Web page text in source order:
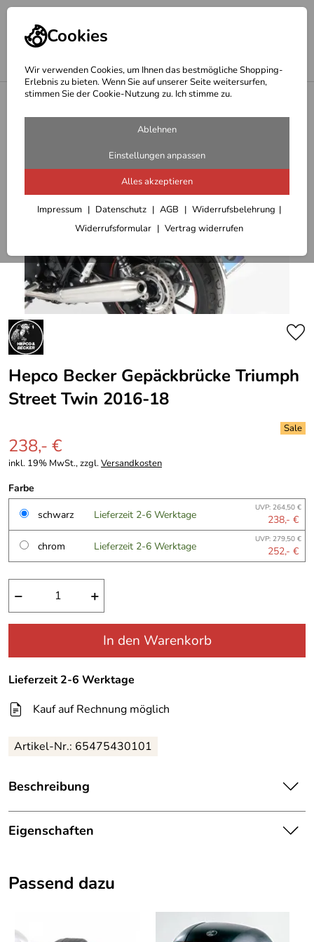
Cookies
Wir verwenden Cookies, um Ihnen das bestmögliche Shopping-
Erlebnis zu bieten. Wenn Sie auf unserer Seite weitersurfen,
stimmen Sie der Cookie-Nutzung zu. Ich stimme zu.
Ablehnen
Einstellungen anpassen
Alles akzeptieren
Impressum Datenschutz AGB
Widerrufsbelehrung
Widerrufsformular
Vertrag widerrufen
Hepco Becker Träger
Hepco Becker Gepäckbrücke Triumph
Street Twin 2016-18
238,- €
inkl. 19% MwSt., zzgl.Versandkosten
Farbe
schwarz
Lieferzeit 2-6 Werktage UVP: 264,50 €
238,- €
chrom
Lieferzeit 2-6 Werktage UVP: 279,50 €
252,- €
− +
In den Warenkorb
Lieferzeit 2-6 Werktage
Kauf auf Rechnung möglich
Artikel-Nr.: 65475430101
Beschreibung
Hepco Becker Gepäckbrücke Triumph Street Twin
ab BJ 2016 Farbe schwarz
Rohrgepäckbrücke –
Artikelnummer:
Eigenschaften
passend für:
Triumph Street Twin ab BJ 2016
Passend dazu